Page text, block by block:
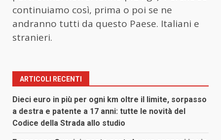
continuiamo così, prima o poi se ne
andranno tutti da questo Paese. Italiani e
stranieri.
ARTICOLI RECENTI
Dieci euro in più per ogni km oltre il limite, sorpasso
a destra e patente a 17 anni: tutte le novità del
Codice della Strada allo studio